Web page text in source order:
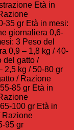
Età in
35 gr Età in mesi:
giornaliera 0,6-
3 Peso del
0,9 – 1,8 kg / 40-
del gatto /
2,5 kg / 50-80 gr
/ Razione
85 gr Età in
100 gr Età in
Razione
95 gr